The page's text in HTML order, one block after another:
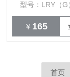
型号：LRY（G
￥ 165
首页